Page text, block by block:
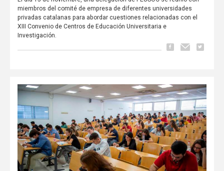
miembros del comité de empresa de diferentes universidades
privadas catalanas para abordar cuestiones relacionadas con el
XIII Convenio de Centros de Educación Universitaria e
Investigación.